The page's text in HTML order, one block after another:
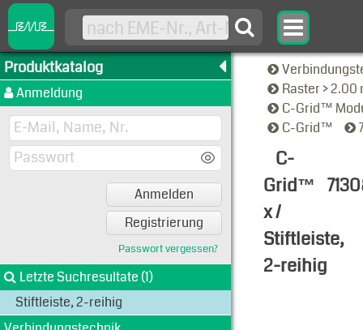
Produktkatalog
Anmeldung
Anmelden
Registrierung
Passwort vergessen?
Letzte Suchresultate (1)
Stiftleiste, 2-reihig
Raster >
C-Grid™
C-Grid™
C-
Grid™
x /
Stiftleiste,
2-reihig